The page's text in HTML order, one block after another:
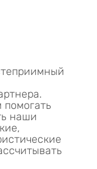
помогать
наши